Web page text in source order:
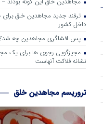
ترفند جدید مجاهدین خلق برای
داخل کشور
پس افشاگری مجاهدین چه شد؟
مجیزگویی رجوی ها برای یک
نشانه فلاکت آنهاست
تروریسم مجاهدین خلق